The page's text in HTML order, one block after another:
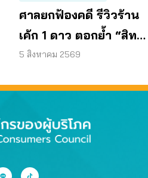
ศาลยกฟ้องคดี รีวิวร้าน
เค้ก 1 ดาว ตอกย้ำ “สิทธิ
ผู้บริโภค” แสดงความคิด
5 สิงหาคม 2569